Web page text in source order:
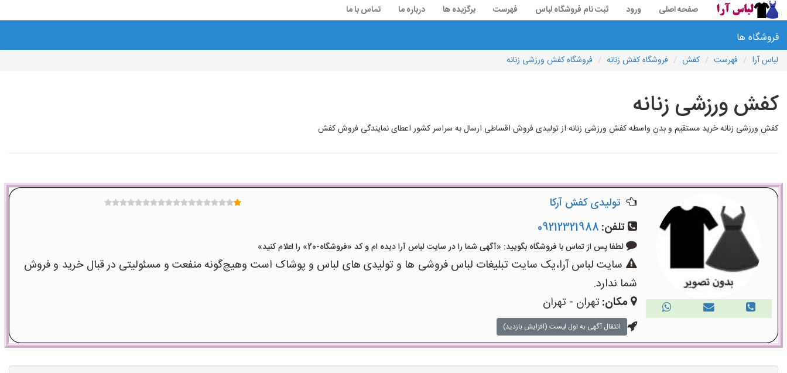
صفحه اصلی ورود ثبت نام فروشگاه لباس فهرست برگزیده ها درباره ما تماس با ما
فروشگاه ها
لباس آرا فهرست کفش فروشگاه کفش زنانه فروشگاه کفش ورزشی زنانه
کفش ورزشی زنانه
کفش ورزشی زنانه خرید مستقیم و بدن واسطه کفش ورزشی زنانه از تولیدی فروش اقساطی ارسال به سراسر کشور اعطای نمایندگی فروش کفش
تولیدی کفش آرکا
تلفن: 09212321988
لطفا پس از تماس با فروشگاه بگویید: «آگهی شما را در سایت لباس آرا دیده ام و کد «فروشگاه-20» را اعلام کنید»
سایت لباس آرا،یک سایت تبلیغات لباس فروشی ها و تولیدی های لباس و پوشاک است وهیچ‌گونه منفعت و مسئولیتی در قبال خرید و فروش
شما ندارد.
مکان:تهران - تهران
انتقال آگهی به اول لیست (افزایش بازدید)